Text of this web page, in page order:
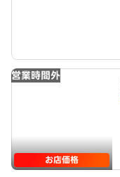
営業時間外
お店価格